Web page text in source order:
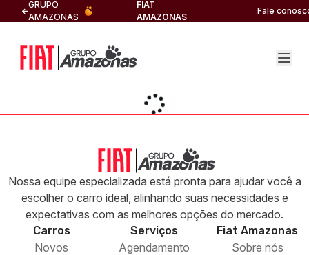
GRUPO
AMAZONAS
FIAT
AMAZONAS
Fale
Nossa equipe especializada está pronta para ajudar você a
escolher o carro ideal, alinhando suas necessidades e
expectativas com as melhores opções do mercado.
Carros
Novos
Serviços
Agendamento
Fiat Amazonas
Sobre nós